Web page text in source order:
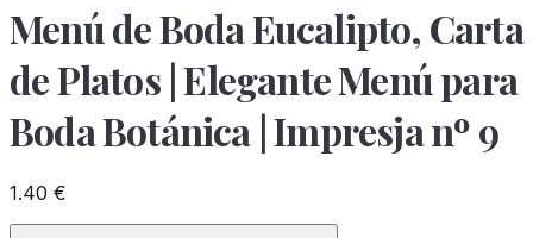
Menú de Boda Eucalipto, Carta
de Platos | Elegante Menú para
Boda Botánica | Impresja nº 9
1.40 €